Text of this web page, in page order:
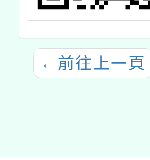
← 前往上一頁